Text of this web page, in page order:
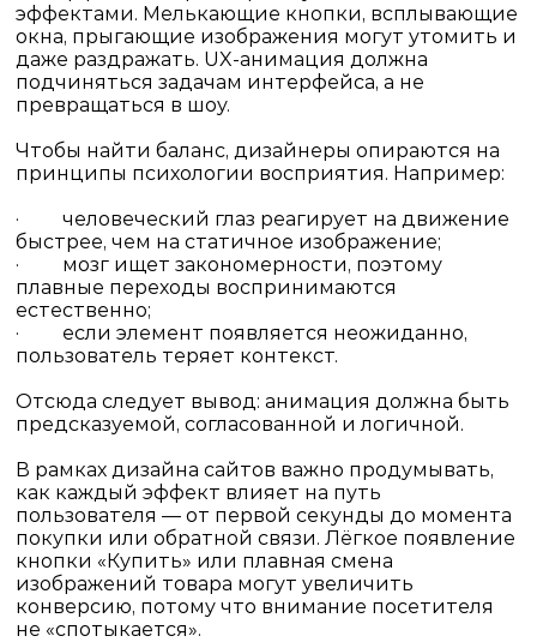
эффектами. Мелькающие кнопки, всплывающие
окна, прыгающие изображения могут утомить и
даже раздражать. UX-анимация должна
подчиняться задачам интерфейса, а не
превращаться в шоу.
Чтобы найти баланс, дизайнеры опираются на
принципы психологии восприятия. Например:
·
человеческий глаз реагирует на движение
быстрее, чем на статичное изображение;
·
мозг ищет закономерности, поэтому
плавные переходы воспринимаются
естественно;
·
если элемент появляется неожиданно,
пользователь теряет контекст.
Отсюда следует вывод: анимация должна быть
предсказуемой, согласованной и логичной.
В рамках дизайна сайтов важно продумывать,
как каждый эффект влияет на путь
пользователя — от первой секунды до момента
покупки или обратной связи. Лёгкое появление
кнопки «Купить» или плавная смена
изображений товара могут увеличить
конверсию, потому что внимание посетителя
не «спотыкается».